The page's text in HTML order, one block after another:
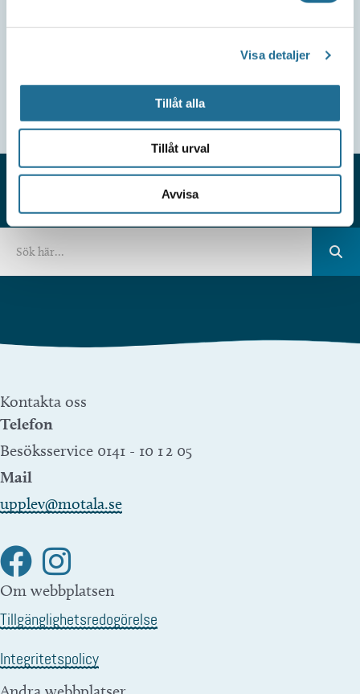
Visa detaljer
Tillåt alla
Tillåt urval
Avvisa
HITTAR DU INTE VAD DU SÖKER?
Kontakta oss
Telefon
Besöksservice 0141 - 10 1 2 05
Mail
upplev@motala.se
Om webbplatsen
Tillgänglighetsredogörelse
Integritetspolicy